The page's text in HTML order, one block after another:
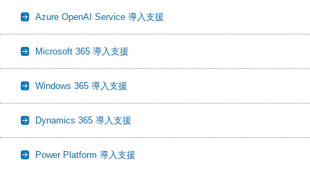
Azure OpenAI Service 導入支援
Microsoft 365 導入支援
Windows 365 導入支援
Dynamics 365 導入支援
Power Platform 導入支援